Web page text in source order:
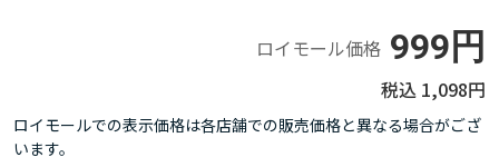
ロイモール価格 999円
1,098円
ロイモールでの表示価格は各店舗での販売価格と異なる場合がござ
います。